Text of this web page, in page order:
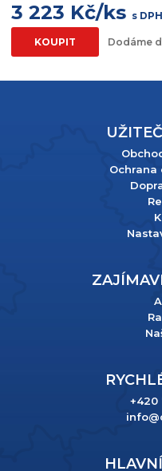
3 223 Kč/ks s DPH
KOUPIT Dodáme
Ochrana
+420